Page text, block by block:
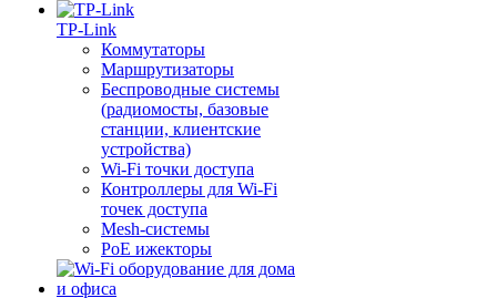
TP-Link
Коммутаторы
Маршрутизаторы
Беспроводные системы
(радиомосты, базовые
станции, клиентские
устройства)
Wi-Fi точки доступа
Контроллеры для Wi-Fi
точек доступа
Mesh-системы
PoE ижекторы